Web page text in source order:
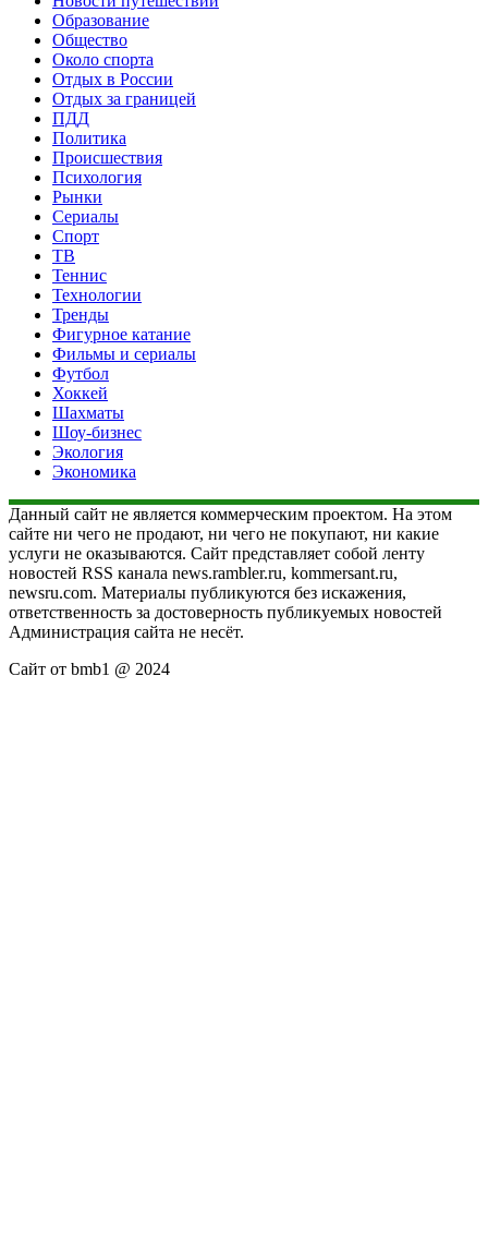
Образование
Общество
Около спорта
Отдых в России
Отдых за границей
ПДД
Политика
Происшествия
Психология
Рынки
Сериалы
Спорт
ТВ
Теннис
Технологии
Тренды
Фигурное катание
Фильмы и сериалы
Футбол
Хоккей
Шахматы
Шоу-бизнес
Экология
Экономика
Данный сайт не является коммерческим проектом. На этом
сайте ни чего не продают, ни чего не покупают, ни какие
услуги не оказываются. Сайт представляет собой ленту
новостей RSS канала news.rambler.ru, kommersant.ru,
newsru.com. Материалы публикуются без искажения,
ответственность за достоверность публикуемых новостей
Администрация сайта не несёт.
Сайт от bmb1 @ 2024